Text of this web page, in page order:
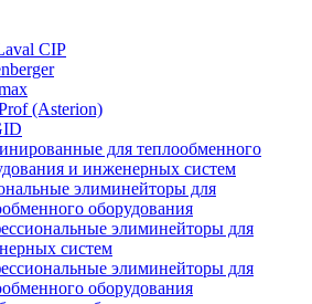
CIP
(Asterion)
для теплообменного
и инженерных систем
элиминейторы для
оборудования
элиминейторы для
систем
элиминейторы для
оборудования